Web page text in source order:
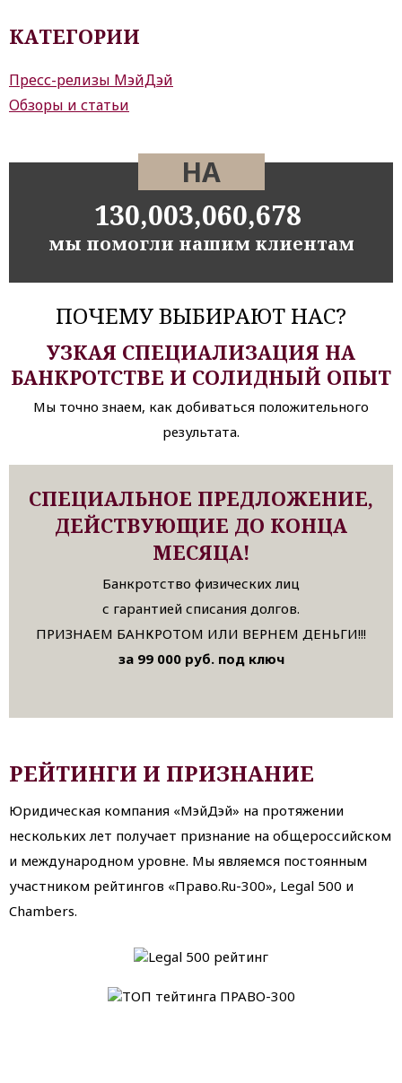
КАТЕГОРИИ
Пресс-релизы МэйДэй
Обзоры и статьи
НА
130,003,060,678
мы помогли нашим клиентам
ПОЧЕМУ ВЫБИРАЮТ НАС?
УЗКАЯ СПЕЦИАЛИЗАЦИЯ НА
БАНКРОТСТВЕ И СОЛИДНЫЙ ОПЫТ
Мы точно знаем, как добиваться положительного
результата.
СПЕЦИАЛЬНОЕ ПРЕДЛОЖЕНИЕ,
ДЕЙСТВУЮЩИЕ ДО КОНЦА
МЕСЯЦА!
Банкротство физических лиц
с гарантией списания долгов.
ПРИЗНАЕМ БАНКРОТОМ ИЛИ ВЕРНЕМ ДЕНЬГИ!!!
за 99 000 руб. под ключ
РЕЙТИНГИ И ПРИЗНАНИЕ
Юридическая компания «МэйДэй» на протяжении
нескольких лет получает признание на общероссийском
и международном уровне. Мы являемся постоянным
участником рейтингов «Право.Ru-300», Legal 500 и
Chambers.